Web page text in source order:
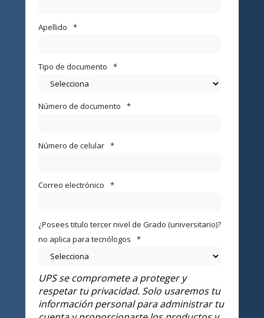
Apellido *
Tipo de documento *
Número de documento *
Número de celular *
Correo electrónico *
¿Posees titulo tercer nivel de Grado (universitario)?
no aplica para tecnólogos
*
UPS se compromete a proteger y
respetar tu privacidad. Solo usaremos tu
información personal para administrar tu